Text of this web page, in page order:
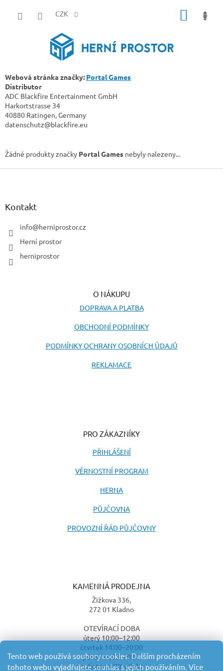
Tento web používá soubory cookies. Dalším procházením
tohoto webu vyjadřujete souhlas s jejich používáním. Více
CZK
Webová stránka značky: Portal Games
Distributor
ADC Blackfire Entertainment GmbH
Harkortstrasse 34
40880 Ratingen, Germany
datenschutz@blackfire.eu
Žádné produkty značky Portal Games nebyly nalezeny...
Z
Kontakt
info@herniprostor.cz
Herní prostor
herniprostor
O NÁKUPU
DOPRAVA A PLATBA
OBCHODNÍ PODMÍNKY
PODMÍNKY OCHRANY OSOBNÍCH ÚDAJŮ
REKLAMACE
PRO ZÁKAZNÍKY
PŘIHLÁŠENÍ
VĚRNOSTNÍ PROGRAM
HERNA
PŮJČOVNA
PROVOZNÍ ŘÁD PŮJČOVNY
KAMENNÁ PRODEJNA
Žižkova 336,
272 01 Kladno
OTEVÍRACÍ DOBA
úterý 10:00–12:00
čtvrtek 14:00–20:00
pátek 14:00–20:00
sobota 14:00–20:00